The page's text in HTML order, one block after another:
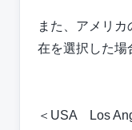
また、アメリ
在を選択した場
＜USA Los